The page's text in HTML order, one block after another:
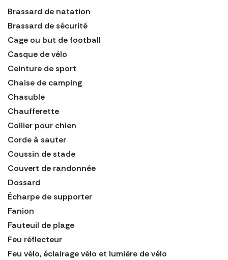
Brassard de natation
Brassard de sécurité
Cage ou but de football
Casque de vélo
Ceinture de sport
Chaise de camping
Chasuble
Chaufferette
Collier pour chien
Corde à sauter
Coussin de stade
Couvert de randonnée
Dossard
Écharpe de supporter
Fanion
Fauteuil de plage
Feu réflecteur
Feu vélo, éclairage vélo et lumière de vélo